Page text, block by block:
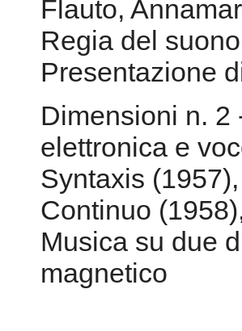
DIMENSIONI
Concerto di
Flauto,
Regia del
Presentazione
Dimensioni n. 2
elettronica e